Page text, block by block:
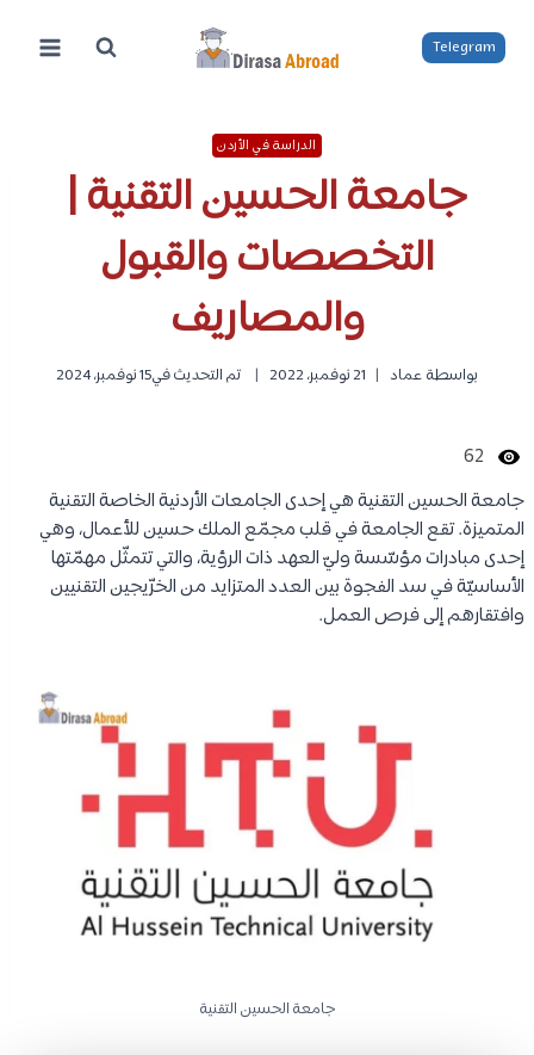
المحتوى
Telegram
الدراسة في الأردن
جامعة الحسين التقنية |
التخصصات والقبول
والمصاريف
بواسطة عماد 21 نوفمبر، 2022 تم التحديث في15 نوفمبر، 2024
62
جامعة الحسين التقنية هي إحدى الجامعات الأردنية الخاصة التقنية
المتميزة. تقع الجامعة في قلب مجمّع الملك حسين للأعمال، وهي
إحدى مبادرات مؤسّسة وليّ العهد ذات الرؤية، والتي تتمثّل مهمّتها
الأساسيّة في سد الفجوة بين العدد المتزايد من الخرّيجين التقنيين
وافتقارهم إلى فرص العمل.
جامعة الحسين التقنية